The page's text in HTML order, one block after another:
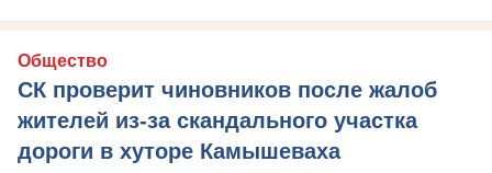
Общество
СК проверит чиновников после жалоб
жителей из-за скандального участка
дороги в хуторе Камышеваха